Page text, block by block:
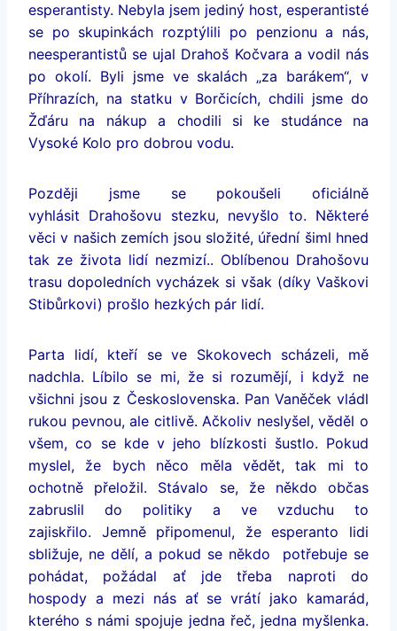
esperantisty. Nebyla jsem jediný host, esperantisté
se po skupinkách rozptýlili po penzionu a nás,
neesperantistů se ujal Drahoš Kočvara a vodil nás
po okolí. Byli jsme ve skalách „za barákem“, v
Příhrazích, na statku v Borčicích, chdili jsme do
Žďáru na nákup a chodili si ke studánce na
Vysoké Kolo pro dobrou vodu.
Později jsme se pokoušeli oficiálně
vyhlásit Drahošovu stezku, nevyšlo to. Některé
věci v našich zemích jsou složité, úřední šiml hned
tak ze života lidí nezmizí.. Oblíbenou Drahošovu
trasu dopoledních vycházek si však (díky Vaškovi
Stibůrkovi) prošlo hezkých pár lidí.
Parta lidí, kteří se ve Skokovech scházeli, mě
nadchla. Líbilo se mi, že si rozumějí, i když ne
všichni jsou z Československa. Pan Vaněček vládl
rukou pevnou, ale citlivě. Ačkoliv neslyšel, věděl o
všem, co se kde v jeho blízkosti šustlo. Pokud
myslel, že bych něco měla vědět, tak mi to
ochotně přeložil. Stávalo se, že někdo občas
zabruslil do politiky a ve vzduchu to
zajiskřilo. Jemně připomenul, že esperanto lidi
sbližuje, ne dělí, a pokud se někdo potřebuje se
pohádat, požádal ať jde třeba naproti do
hospody a mezi nás ať se vrátí jako kamarád,
kterého s námi spojuje jedna řeč, jedna myšlenka.